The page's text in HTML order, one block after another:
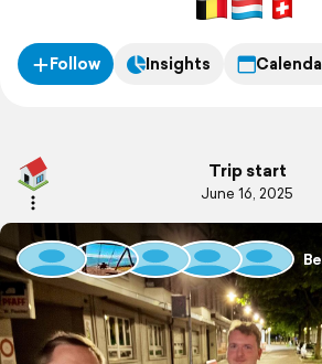
Follow Insights
Trip start
June 16, 2025